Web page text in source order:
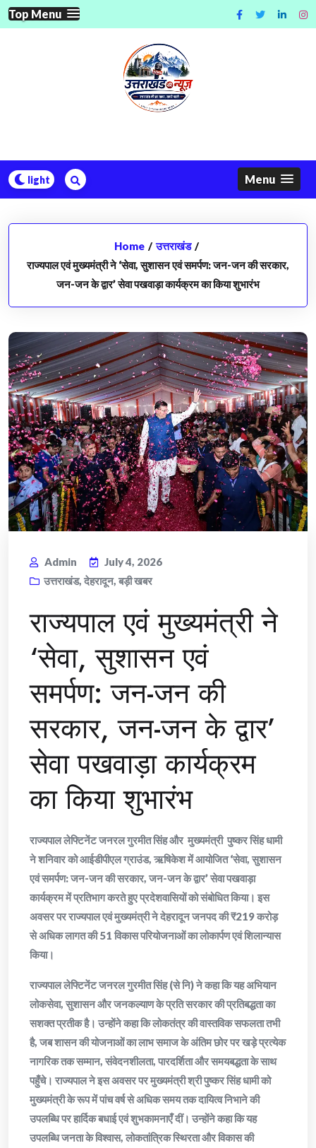
Skip
to
Top Menu
Menu
Home / उत्तराखंड /
राज्यपाल एवं मुख्यमंत्री ने ‘सेवा, सुशासन एवं समर्पण: जन-जन की सरकार,
जन-जन के द्वार’ सेवा पखवाड़ा कार्यक्रम का किया शुभारंभ
Admin
July 4, 2026
उत्तराखंड, देहरादून, बड़ी खबर
राज्यपाल एवं मुख्यमंत्री ने
‘सेवा, सुशासन एवं
समर्पण: जन-जन की
सरकार, जन-जन के द्वार’
सेवा पखवाड़ा कार्यक्रम
का किया शुभारंभ
राज्यपाल लेफ्टिनेंट जनरल गुरमीत सिंह और मुख्यमंत्री पुष्कर सिंह धामी
ने शनिवार को आईडीपीएल ग्राउंड, ऋषिकेश में आयोजित ‘सेवा, सुशासन
एवं समर्पण: जन-जन की सरकार, जन-जन के द्वार’ सेवा पखवाड़ा
कार्यक्रम में प्रतिभाग करते हुए प्रदेशवासियों को संबोधित किया। इस
अवसर पर राज्यपाल एवं मुख्यमंत्री ने देहरादून जनपद की ₹219 करोड़
से अधिक लागत की 51 विकास परियोजनाओं का लोकार्पण एवं शिलान्यास
किया।
राज्यपाल लेफ्टिनेंट जनरल गुरमीत सिंह (से नि) ने कहा कि यह अभियान
लोकसेवा, सुशासन और जनकल्याण के प्रति सरकार की प्रतिबद्धता का
सशक्त प्रतीक है। उन्होंने कहा कि लोकतंत्र की वास्तविक सफलता तभी
है, जब शासन की योजनाओं का लाभ समाज के अंतिम छोर पर खड़े प्रत्येक
नागरिक तक सम्मान, संवेदनशीलता, पारदर्शिता और समयबद्धता के साथ
पहुँचे। राज्यपाल ने इस अवसर पर मुख्यमंत्री श्री पुष्कर सिंह धामी को
मुख्यमंत्री के रूप में पांच वर्ष से अधिक समय तक दायित्व निभाने की
उपलब्धि पर हार्दिक बधाई एवं शुभकामनाएँ दीं। उन्होंने कहा कि यह
उपलब्धि जनता के विश्वास, लोकतांत्रिक स्थिरता और विकास की